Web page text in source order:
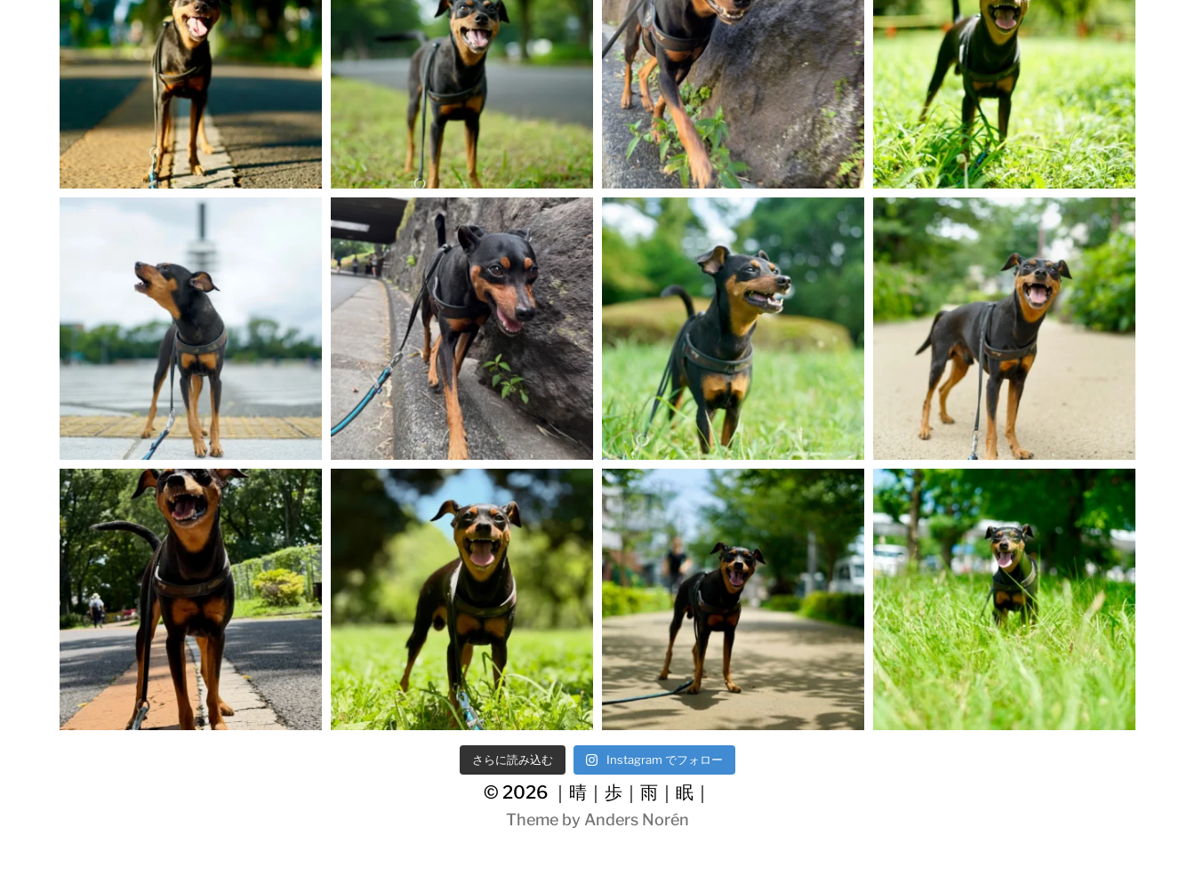
さらに読み込む Instagram でフォロー
© 2026 ｜晴｜歩｜雨｜眠｜
Theme by Anders Norén